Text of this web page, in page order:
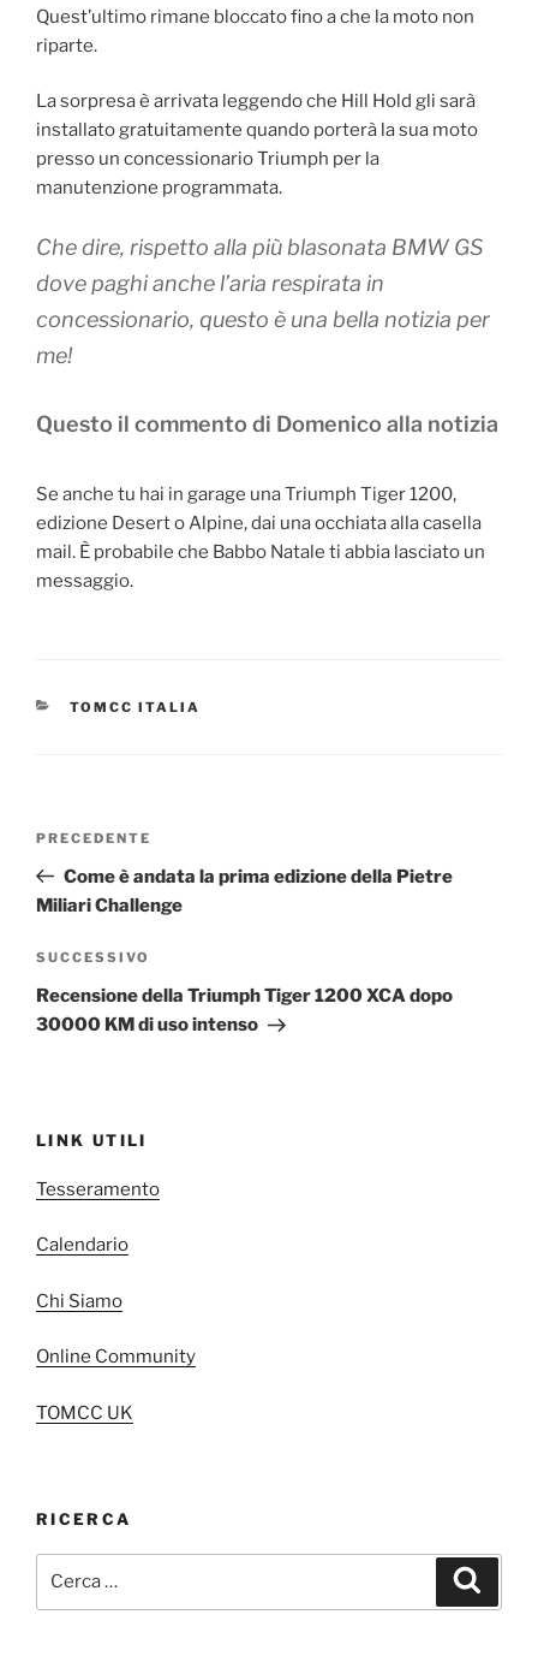
Quest’ultimo rimane bloccato fino a che la moto non
riparte.
La sorpresa è arrivata leggendo che Hill Hold gli sarà
installato gratuitamente quando porterà la sua moto
presso un concessionario Triumph per la
manutenzione programmata.
Che dire, rispetto alla più blasonata BMW GS
dove paghi anche l’aria respirata in
concessionario, questo è una bella notizia per
me!
Questo il commento di Domenico alla notizia
Se anche tu hai in garage una Triumph Tiger 1200,
edizione Desert o Alpine, dai una occhiata alla casella
mail. È probabile che Babbo Natale ti abbia lasciato un
messaggio.
CATEGORIE
TOMCC ITALIA
Articolo
precedente:
PRECEDENTE
Come è andata la prima edizione della Pietre
Miliari Challenge
Articolo
successivo
SUCCESSIVO
Recensione della Triumph Tiger 1200 XCA dopo
30000 KM di uso intenso
LINK UTILI
Tesseramento
Calendario
Chi Siamo
Online Community
TOMCC UK
RICERCA